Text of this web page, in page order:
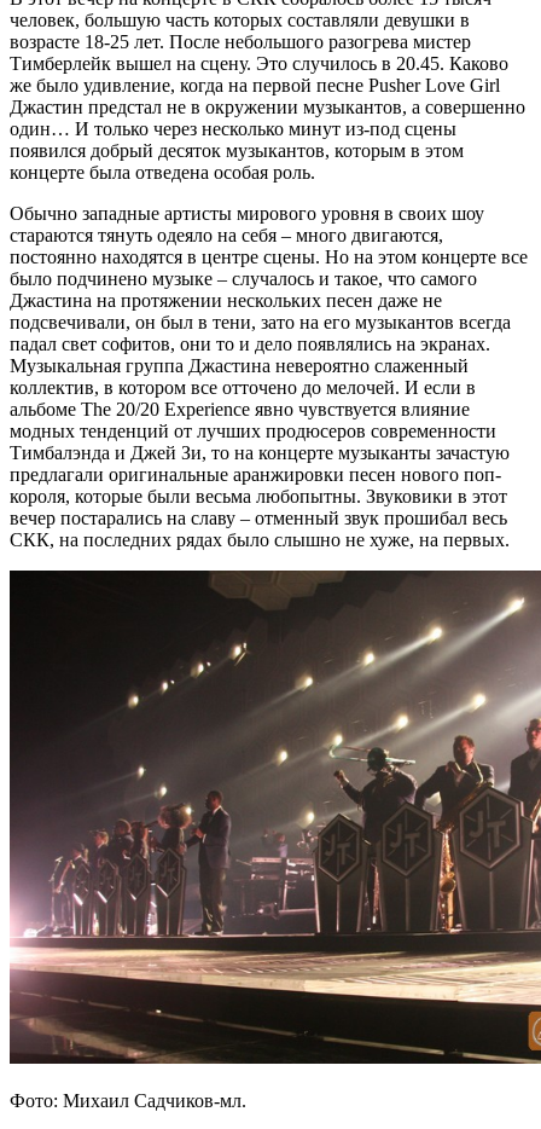
человек, большую часть которых составляли девушки в
возрасте 18-25 лет. После небольшого разогрева мистер
Тимберлейк вышел на сцену. Это случилось в 20.45. Каково
же было удивление, когда на первой песне Pusher Love Girl
Джастин предстал не в окружении музыкантов, а совершенно
один… И только через несколько минут из-под сцены
появился добрый десяток музыкантов, которым в этом
концерте была отведена особая роль.
Обычно западные артисты мирового уровня в своих шоу
стараются тянуть одеяло на себя – много двигаются,
постоянно находятся в центре сцены. Но на этом концерте все
было подчинено музыке – случалось и такое, что самого
Джастина на протяжении нескольких песен даже не
подсвечивали, он был в тени, зато на его музыкантов всегда
падал свет софитов, они то и дело появлялись на экранах.
Музыкальная группа Джастина невероятно слаженный
коллектив, в котором все отточено до мелочей. И если в
альбоме The 20/20 Experience явно чувствуется влияние
модных тенденций от лучших продюсеров современности
Тимбалэнда и Джей Зи, то на концерте музыканты зачастую
предлагали оригинальные аранжировки песен нового поп-
короля, которые были весьма любопытны. Звуковики в этот
вечер постарались на славу – отменный звук прошибал весь
СКК, на последних рядах было слышно не хуже, на первых.
Фото: Михаил Садчиков-мл.